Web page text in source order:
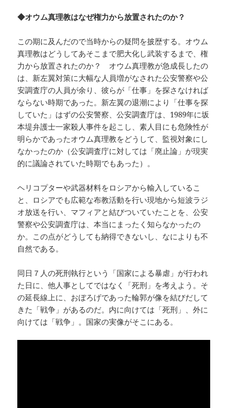
◆オウム真理教はなぜ権力から放置されたのか？
この期に及んだので当時からの疑問を披歴する。オウム
真理教はどうしてあそこまで肥大化し武装するまで、権
力から放置されたのか？ オウム真理教が急成長したの
は、新左翼対策に大幅な人員増がなされた公安警察や公
安調査庁の人員が余り、彼らが「仕事」を探さなければ
ならない時期であった。新左翼の退潮により「仕事を探
していた」はずの公安警察、公安調査庁は、1989年に坂
本堤弁護士一家殺人事件を起こし、素人目にも危険性が
明らかであったオウム真理教をどうして、監視対象にし
なかったのか（公安調査庁に対しては「廃止論」が現実
的に議論されていた時期でもあった）。
ヘリコプターや武器材料をロシアから輸入しているこ
と、ロシアでも広範な布教活動を行い現地から短波ラジ
オ放送を行い、マフィアと結びついていたことを、公安
警察や公安調査庁は、本当にまったく知らなかったの
か。この点がどうしても納得できないし、なによりも不
自然である。
同日７人の死刑執行という「国家による暴虐」が行われ
た日に、他人事としてではなく「死刑」を考えよう。そ
の延長線上に、おぼろげであった輪郭が像を結びだして
きた「戦争」があるのだ。内に向けては「死刑」、外に
向けては「戦争」。国家の実像がそこにある。